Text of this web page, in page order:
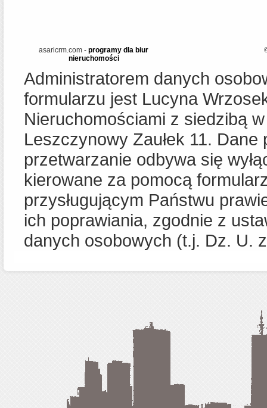
asaricrm.com - programy dla biur
nieruchomości
Administratorem danych
formularzu jest Lucyna
Nieruchomościami z siedzibą
Leszczynowy Zaułek 11.
przetwarzanie odbywa się
kierowane za pomocą
przysługującym Państwu
ich poprawiania, zgodnie z
danych osobowych (t.j. Dz. U.